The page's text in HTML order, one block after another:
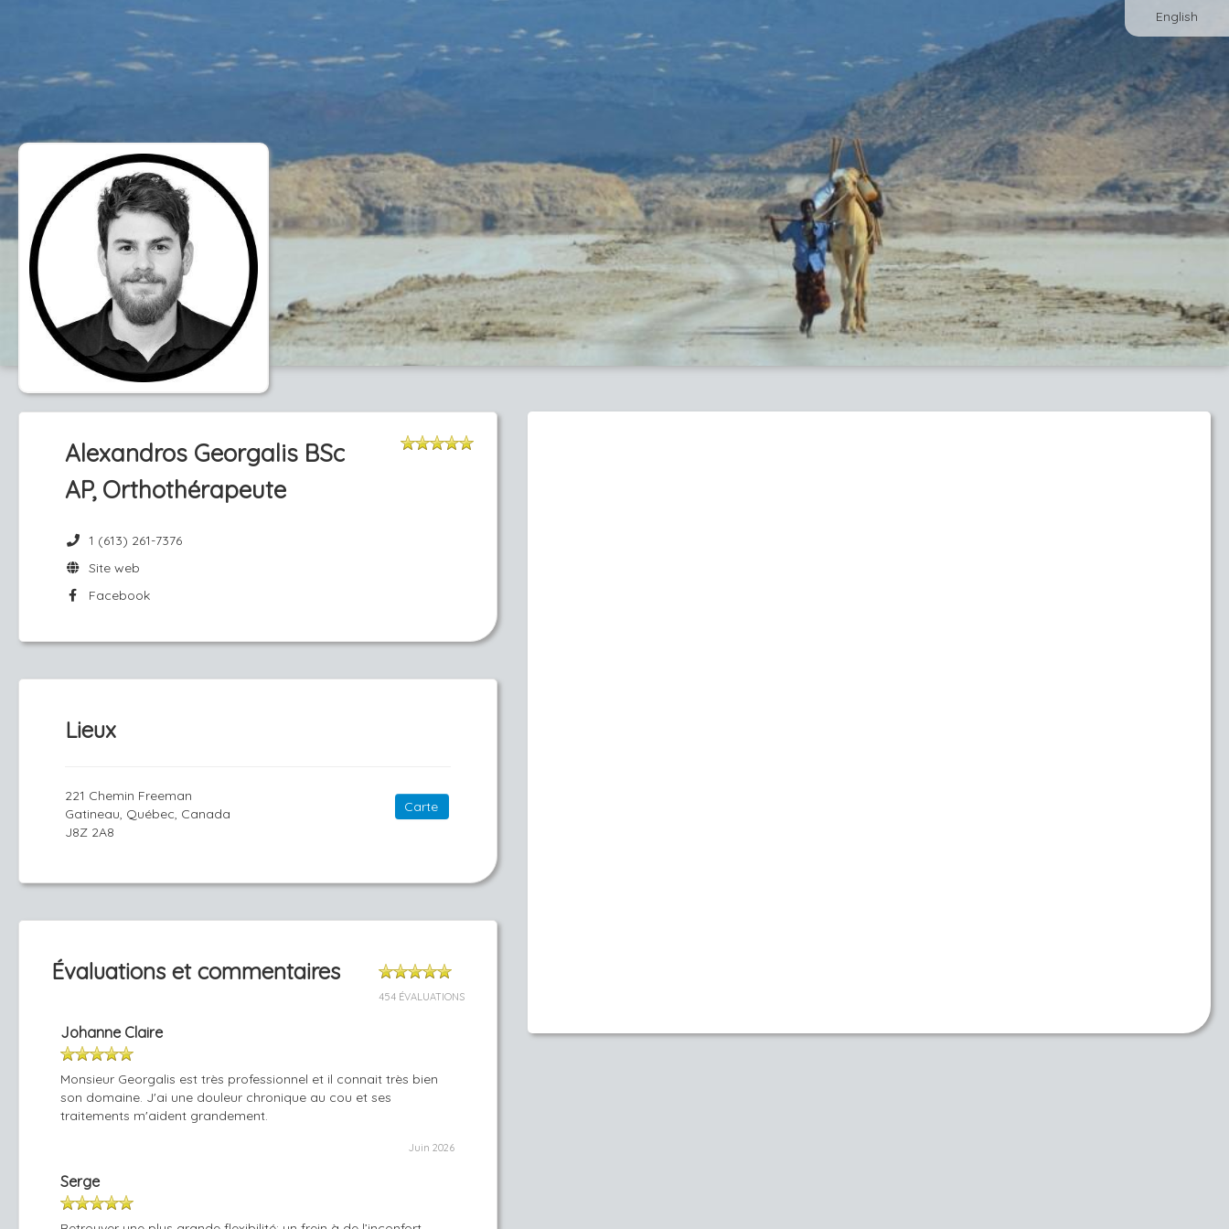
English
Alexandros Georgalis BSc
AP, Orthothérapeute
1 (613) 261-7376
Site web
Facebook
Lieux
221 Chemin Freeman
Gatineau, Québec, Canada
J8Z 2A8
Carte
Évaluations et commentaires
454 ÉVALUATIONS
Johanne Claire
Monsieur Georgalis est très professionnel et il connait très bien
son domaine. J'ai une douleur chronique au cou et ses
traitements m'aident grandement.
Juin 2026
Serge